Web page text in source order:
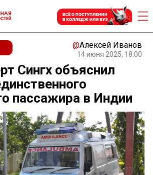
@Алексей Иванов
14 июня 2025, 18:00
Сингх объяснил
пассажира в Индии